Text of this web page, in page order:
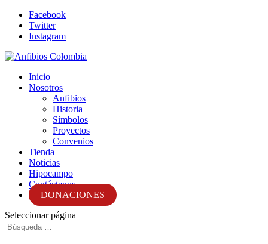
Facebook
Twitter
Instagram
Inicio
Nosotros
Anfibios
Historia
Símbolos
Proyectos
Convenios
Tienda
Noticias
Hipocampo
Contáctenos
DONACIONES
Seleccionar página